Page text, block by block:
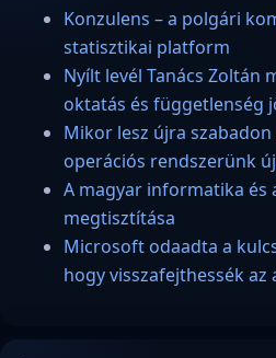
Konzulens – a polgári
statisztikai platform
Nyílt levél Tanács Zoltán
oktatás és függetlenség
Mikor lesz újra
operációs rendszerünk
A magyar informatika és
megtisztítása
Microsoft odaadta a
hogy visszafejthessék az